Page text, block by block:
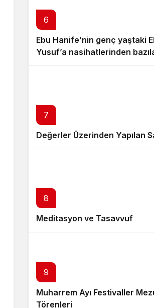
6
Ebu Hanife’nin genç yaştaki
Yusuf’a nasihatlerinden
7
Değerler Üzerinden Yapılan
8
Meditasyon ve Tasavvuf
9
Muharrem Ayı Festivaller
Törenleri